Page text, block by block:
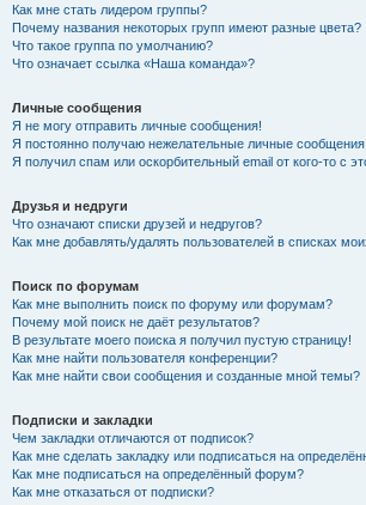
Как мне стать лидером группы?
Почему названия некоторых групп имеют разные цвета?
Что такое группа по умолчанию?
Что означает ссылка «Наша команда»?
Личные сообщения
Я не могу отправить личные сообщения!
Я постоянно получаю нежелательные личные сообщения!
Я получил спам или оскорбительный email от кого-то с
Друзья и недруги
Что означают списки друзей и недругов?
Как мне добавлять/удалять пользователей в списках
Поиск по форумам
Как мне выполнить поиск по форуму или форумам?
Почему мой поиск не даёт результатов?
В результате моего поиска я получил пустую страницу!
Как мне найти пользователя конференции?
Как мне найти свои сообщения и созданные мной темы?
Подписки и закладки
Чем закладки отличаются от подписок?
Как мне сделать закладку или подписаться на
Как мне подписаться на определённый форум?
Как мне отказаться от подписки?